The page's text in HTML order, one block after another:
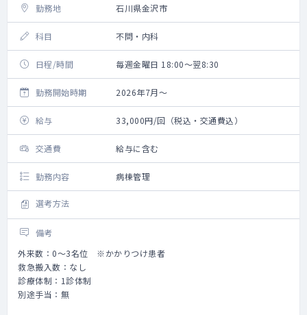
勤務地 石川県金沢市
科目 不問・内科
日程/時間 毎週金曜日 18:00～翌8:30
勤務開始時期 2026年7月～
給与 33,000円/回（税込・交通費込）
交通費 給与に含む
勤務内容 病棟管理
選考方法
備考
外来数：0～3名位 ※かかりつけ患者
救急搬入数：なし
診療体制：1診体制
別途手当：無